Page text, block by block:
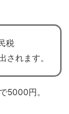
税
されます。
5000円。